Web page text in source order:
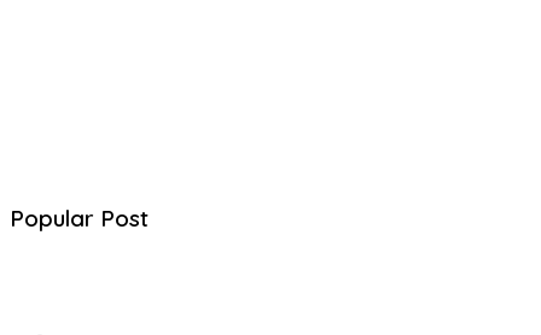
Popular Post